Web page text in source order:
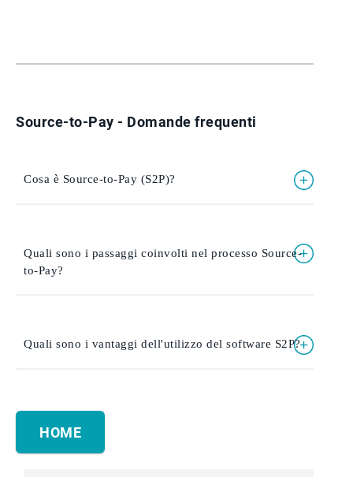
Source-to-Pay - Domande frequenti
Cosa è Source-to-Pay (S2P)?
Quali sono i passaggi coinvolti nel processo Source-
to-Pay?
Quali sono i vantaggi dell'utilizzo del software S2P?
HOME